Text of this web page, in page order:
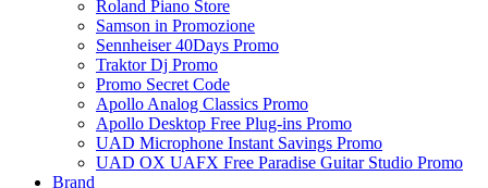
Roland Piano Store
Samson in Promozione
Sennheiser 40Days Promo
Traktor Dj Promo
Promo Secret Code
Apollo Analog Classics Promo
Apollo Desktop Free Plug-ins Promo
UAD Microphone Instant Savings Promo
UAD OX UAFX Free Paradise Guitar Studio Promo
Brand